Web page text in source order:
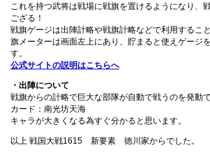
これを持つ武将は戦場に戦旗を置けるようになり、
ござる！
戦旗ゲージは出陣計略や戦旗計略などで利用するこ
旗メーターは画面左上にあり、貯まると使えゲージ
す。
公式サイトの説明はこちらへ
・出陣について
戦旗からの計略で巨大な部隊が自動で戦うのを発動で
カード：南光坊天海
キャラが大きくなる為すぐ分かると思います。
以上 戦国大戦1615 新要素 徳川家からでした。